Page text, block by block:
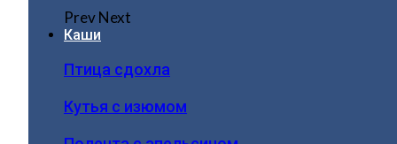
PrevNext
Каши
Птица сдохла
Кутья с изюмом